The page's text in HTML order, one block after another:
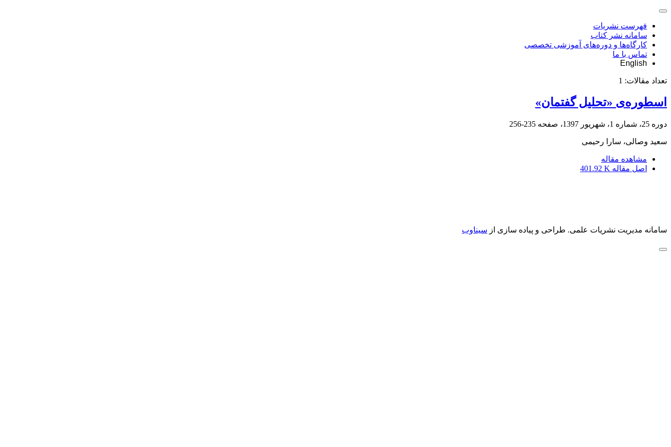
فهرست نشریات
سامانه نشر کتاب
کارگاه‌ها و دوره‌های آموزشی تخصصی
تماس با ما
English
تعداد مقالات: 1
اسطوره‌ی «تحلیل گفتمان»
دوره 25، شماره 1، شهریور 1397، صفحه 235-256
سعید وصالی، سارا رحیمی
مشاهده مقاله
اصل مقاله 401.92 K
سامانه مدیریت نشریات علمی. طراحی و پیاده سازی از سیناوب